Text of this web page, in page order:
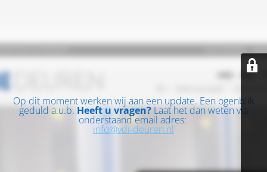
Op dit moment werken wij aan een update. Een ogenblik
geduld a.u.b. Heeft u vragen? Laat het dan weten via
onderstaand email adres:
info@vdi-deuren.nl